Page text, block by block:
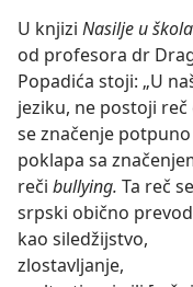
U knjizi Nasilje u
od profesora dr
Popadića stoji: „U
jeziku, ne postoji reč
se značenje potpuno
poklapa sa
reči bullying. Ta reč
srpski obično
kao siledžijstvo,
zlostavljanje,